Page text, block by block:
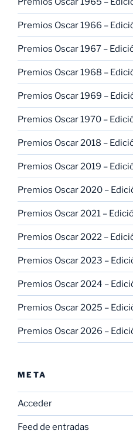
Premios Oscar 1966 –
Premios Oscar 1967 –
Premios Oscar 1968 –
Premios Oscar 1969 –
Premios Oscar 1970 –
Premios Oscar 2018 –
Premios Oscar 2019 –
Premios Oscar 2020 –
Premios Oscar 2021 –
Premios Oscar 2022 –
Premios Oscar 2023 –
Premios Oscar 2024 –
Premios Oscar 2025 –
Premios Oscar 2026 –
META
Acceder
Feed de entradas